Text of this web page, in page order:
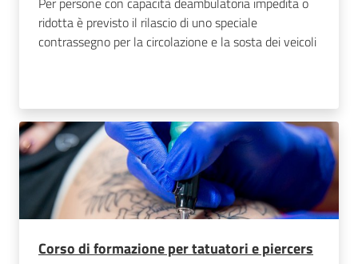
ridotta è previsto il rilascio di uno speciale
contrassegno per la circolazione e la sosta dei veicoli
Corso di formazione per tatuatori e piercers